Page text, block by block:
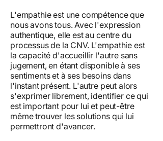
L'empathie est une compétence que
nous avons tous. Avec l'expression
authentique, elle est au centre du
processus de la CNV. L'empathie est
la capacité d'accueillir l'autre sans
jugement, en étant disponible à ses
sentiments et à ses besoins dans
l'instant présent. L'autre peut alors
s'exprimer librement, identifier ce qui
est important pour lui et peut-être
même trouver les solutions qui lui
permettront d'avancer.